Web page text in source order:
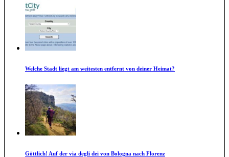
Welche Stadt liegt am weitesten entfernt von deiner Heimat?
Göttlich! Auf der via degli dei von Bologna nach Florenz